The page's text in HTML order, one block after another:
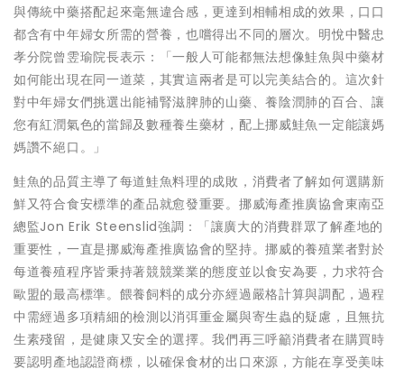
與傳統中藥搭配起來毫無違合感，更達到相輔相成的效果，口口
都含有中年婦女所需的營養，也嚐得出不同的層次。明悅中醫忠
孝分院曾雴瑜院長表示：「一般人可能都無法想像鮭魚與中藥材
如何能出現在同一道菜，其實這兩者是可以完美結合的。這次針
對中年婦女們挑選出能補腎滋脾肺的山藥、養陰潤肺的百合、讓
您有紅潤氣色的當歸及數種養生藥材，配上挪威鮭魚一定能讓媽
媽讚不絕口。」
鮭魚的品質主導了每道鮭魚料理的成敗，消費者了解如何選購新
鮮又符合食安標準的產品就愈發重要。挪威海產推廣協會東南亞
總監Jon Erik Steenslid強調：「讓廣大的消費群眾了解產地的
重要性，一直是挪威海產推廣協會的堅持。挪威的養殖業者對於
每道養殖程序皆秉持著競競業業的態度並以食安為要，力求符合
歐盟的最高標準。餵養飼料的成分亦經過嚴格計算與調配，過程
中需經過多項精細的檢測以消弭重金屬與寄生蟲的疑慮，且無抗
生素殘留，是健康又安全的選擇。我們再三呼籲消費者在購買時
要認明產地認證商標，以確保食材的出口來源，方能在享受美味